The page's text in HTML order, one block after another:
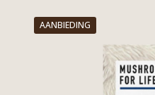
AANBIEDING